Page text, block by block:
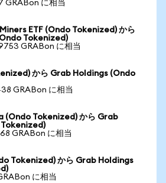
GRABon に相当
ETF (Ondo Tokenized) から
Tokenized)
GRABon に相当
から Grab Holdings (Ondo
GRABon に相当
(Ondo Tokenized) から Grab
GRABon に相当
Tokenized) から Grab Holdings
に相当